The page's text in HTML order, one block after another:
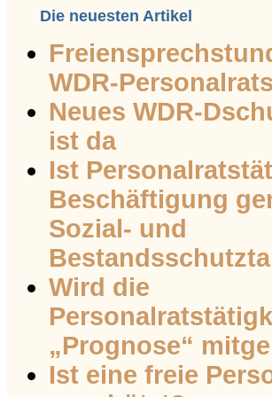
Die neuesten Artikel
WDR-Personalrats
Neues WDR-
ist da
Ist
Beschäftigung
Sozial- und
Wird die
„Prognose“
Ist eine freie